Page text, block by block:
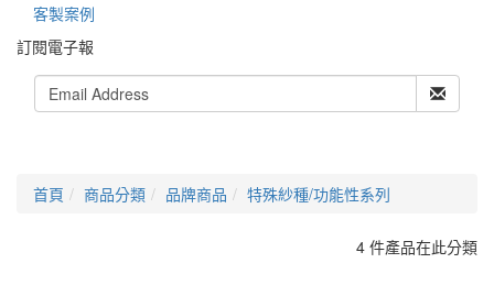
客製案例
訂閱電子報
首頁 商品分類 品牌商品 特殊紗種/功能性系列
4 件產品在此分類